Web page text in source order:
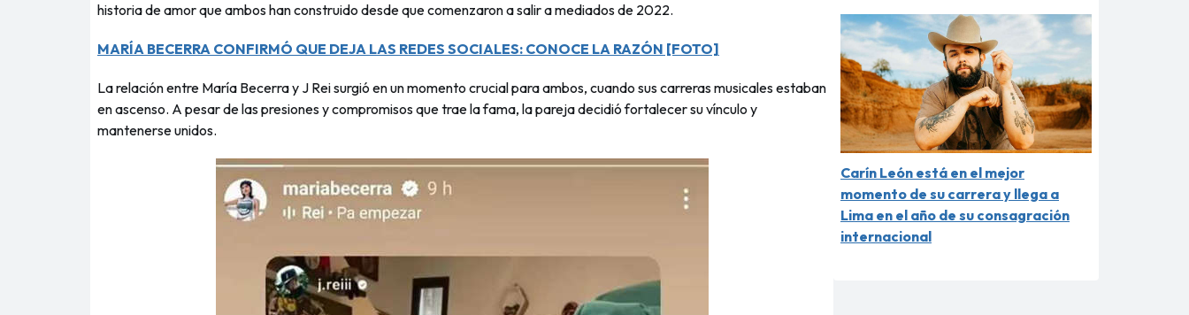
historia de amor que ambos han construido desde que comenzaron a salir a mediados de 2022.
MARÍA BECERRA CONFIRMÓ QUE DEJA LAS REDES SOCIALES: CONOCE LA RAZÓN [FOTO]
La relación entre María Becerra y J Rei surgió en un momento crucial para ambos, cuando sus carreras musicales estaban
en ascenso. A pesar de las presiones y compromisos que trae la fama, la pareja decidió fortalecer su vínculo y
mantenerse unidos.
Carín León está en el mejor
momento de su carrera y llega a
Lima en el año de su consagración
internacional